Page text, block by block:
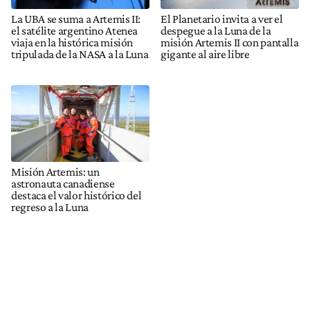
La UBA se suma a Artemis II:
el satélite argentino Atenea
viaja en la histórica misión
tripulada de la NASA a la Luna
El Planetario invita a ver el
despegue a la Luna de la
misión Artemis II con pantalla
gigante al aire libre
Misión Artemis: un
astronauta canadiense
destaca el valor histórico del
regreso a la Luna